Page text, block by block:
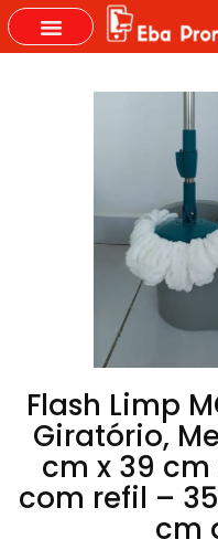
Flash Limp
Giratório,
cm x 39
com refil –
cm